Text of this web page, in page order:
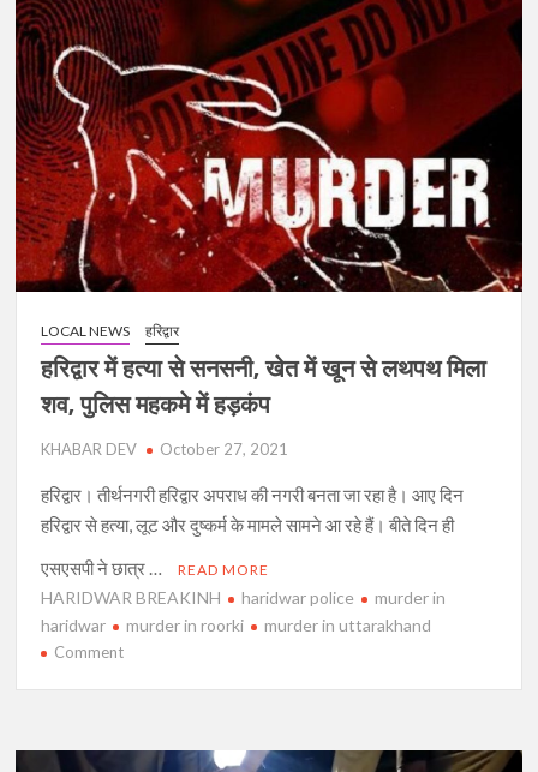
चाचा
ने
क्यों
दी
पौड़ी
जेल
में
बंद
कुख्यात
को
बेटी
हत्या
के
10
लाख
सुपारी?
LOCAL NEWS हरिद्वार
हरिद्वार में हत्या से सनसनी, खेत में खून से लथपथ मिला
शव, पुलिस महकमे में हड़कंप
KHABAR DEV October 27, 2021
हरिद्वार। तीर्थनगरी हरिद्वार अपराध की नगरी बनता जा रहा है। आए दिन
हरिद्वार से हत्या, लूट और दुष्कर्म के मामले सामने आ रहे हैं। बीते दिन ही
एसएसपी ने छात्र …
READ MORE
HARIDWAR BREAKINH haridwar police
murder in
haridwar
murder in roorki murder in uttarakhand
Commenton
से